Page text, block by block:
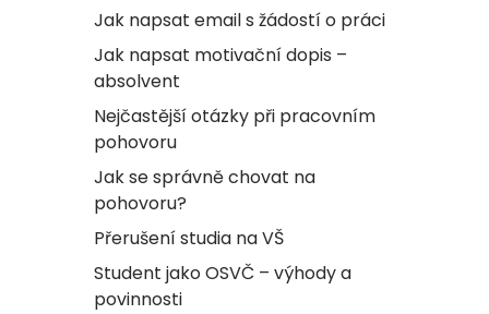
Jak napsat email s žádostí o práci
Jak napsat motivační dopis –
absolvent
Nejčastější otázky při pracovním
pohovoru
Jak se správně chovat na
pohovoru?
Přerušení studia na VŠ
Student jako OSVČ – výhody a
povinnosti